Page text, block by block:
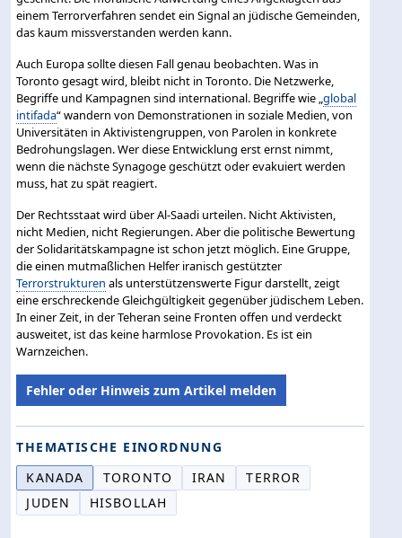
einem Terrorverfahren sendet ein Signal an jüdische Gemeinden,
das kaum missverstanden werden kann.
Auch Europa sollte diesen Fall genau beobachten. Was in
Toronto gesagt wird, bleibt nicht in Toronto. Die Netzwerke,
Begriffe und Kampagnen sind international. Begriffe wie „global
intifada“ wandern von Demonstrationen in soziale Medien, von
Universitäten in Aktivistengruppen, von Parolen in konkrete
Bedrohungslagen. Wer diese Entwicklung erst ernst nimmt,
wenn die nächste Synagoge geschützt oder evakuiert werden
muss, hat zu spät reagiert.
Der Rechtsstaat wird über Al-Saadi urteilen. Nicht Aktivisten,
nicht Medien, nicht Regierungen. Aber die politische Bewertung
der Solidaritätskampagne ist schon jetzt möglich. Eine Gruppe,
die einen mutmaßlichen Helfer iranisch gestützter
Terrorstrukturen als unterstützenswerte Figur darstellt, zeigt
eine erschreckende Gleichgültigkeit gegenüber jüdischem Leben.
In einer Zeit, in der Teheran seine Fronten offen und verdeckt
ausweitet, ist das keine harmlose Provokation. Es ist ein
Warnzeichen.
Fehler oder Hinweis zum Artikel melden
THEMATISCHE EINORDNUNG
KANADA
TORONTO IRAN
TERROR
JUDEN
HISBOLLAH